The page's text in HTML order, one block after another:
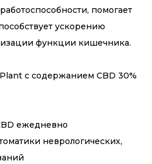
помогает
ускорению
функции кишечника.
с содержанием CBD 30%
ежедневно
неврологических,